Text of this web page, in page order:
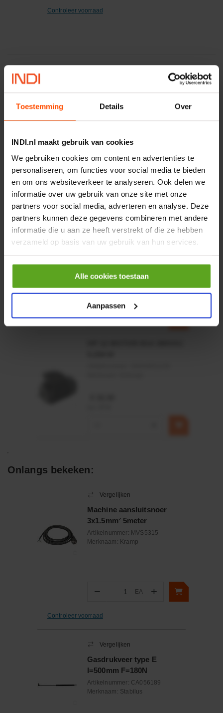
Toestemming Details Over
INDI.nl maakt gebruik van cookies
We gebruiken cookies om content en advertenties te
personaliseren, om functies voor social media te bieden
en om ons websiteverkeer te analyseren. Ook delen we
informatie over uw gebruik van onze site met onze
partners voor social media, adverteren en analyse. Deze
partners kunnen deze gegevens combineren met andere
informatie die u aan ze heeft verstrekt of die ze hebben
verzameld op basis van uw gebruik van hun services.
Alle cookies toestaan
Aanpassen
Controleer voorraad
Vaak samen gekocht:
Motor 24VDC 2,2 kw + PTC
Artikelnummer:
MPPDCM24V2200TP
€ 219,68
incl. BTW
− +
Rotator CPR 5-01 50kN
€ 19,99
incl. BTW
− +
Onlangs bekeken:
Vergelijken
Machine aansluitsnoer
3x1.5mm² 5meter
Artikelnummer: MVS5315
Merknaam: Kramp
− Aantal
EA +
Controleer voorraad
Vergelijken
Gasdrukveer type E
l=500mm F=180N
Artikelnummer: CA056189
Merknaam: Stabilus